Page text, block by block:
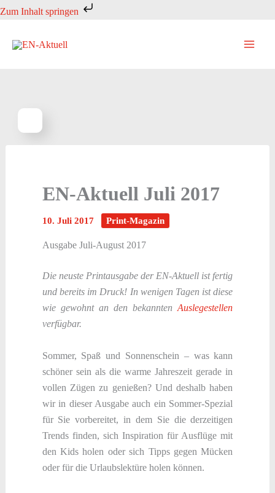
Zum Inhalt springen
Zum
springen
EN-Aktuell Juli 2017
10. Juli 2017 Print-Magazin
Ausgabe Juli-August 2017
Die neuste Printausgabe der EN-Aktuell ist fertig
und bereits im Druck! In wenigen Tagen ist diese
wie gewohnt an den bekanntenAuslegestellen
verfügbar.
Sommer, Spaß und Sonnenschein – was kann
schöner sein als die warme Jahreszeit gerade in
vollen Zügen zu genießen? Und deshalb haben
wir in dieser Ausgabe auch ein Sommer-Spezial
für Sie vorbereitet, in dem Sie die derzeitigen
Trends finden, sich Inspiration für Ausflüge mit
den Kids holen oder sich Tipps gegen Mücken
oder für die Urlaubslektüre holen können.